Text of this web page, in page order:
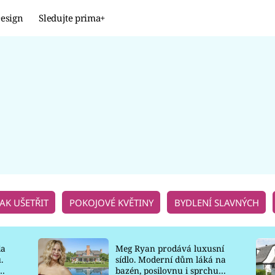
Sledujte prima+
UŠETŘIT POKOJOVÉ KVĚTINY BYDLENÍ SLAVNÝCH
Meg Ryan prodává luxusní
sídlo. Moderní dům láká na
bazén, posilovnu i sprchu